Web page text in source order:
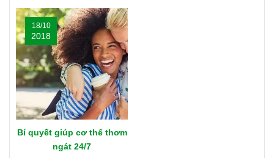
bạn hãy cùng shop tìm hiểu
nhé
Bí quyết giúp cơ thể thơm
ngát 24/7
18/10
2018